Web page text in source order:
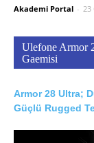
Akademi Portal - 23
Ulefone Armor
Gaemisi
Armor 28 Ultra;
Güçlü Rugged